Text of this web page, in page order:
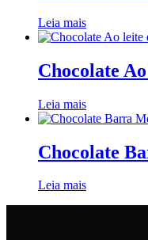
Leia mais
Chocolate
Leia mais
Chocolate
Leia mais